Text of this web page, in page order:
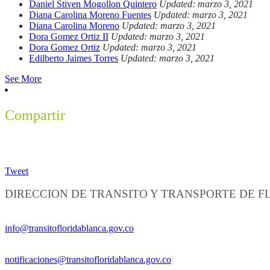
Daniel Stiven Mogollon Quintero Updated: marzo 3, 2021
Diana Carolina Moreno Fuentes Updated: marzo 3, 2021
Diana Carolina Moreno Updated: marzo 3, 2021
Dora Gomez Ortiz II Updated: marzo 3, 2021
Dora Gomez Ortiz Updated: marzo 3, 2021
Edilberto Jaimes Torres Updated: marzo 3, 2021
See More
Compartir
Tweet
DIRECCION DE TRANSITO Y TRANSPORTE DE
info@transitofloridablanca.gov.co
notificaciones@transitofloridablanca.gov.co